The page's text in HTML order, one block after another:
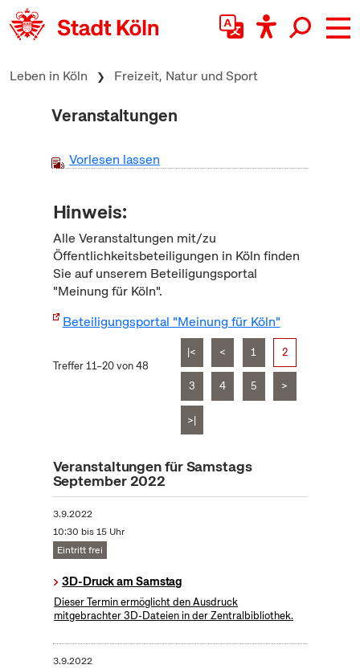
zum Inhalt springen
Leben in Köln Freizeit, Natur und Sport
Veranstaltungen
Vorlesen lassen
Hinweis:
Alle Veranstaltungen mit/zu
Öffentlichkeitsbeteiligungen in Köln finden
Sie auf unserem Beteiligungsportal
"Meinung für Köln".
Beteiligungsportal "Meinung für Köln"
Treffer 11–20 von 48
|< < 1 2
3 4 5 >
>|
Veranstaltungen für Samstags
September 2022
3.9.2022
10:30 bis 15 Uhr
Eintritt frei
3D-Druck am Samstag
Dieser Termin ermöglicht den Ausdruck
mitgebrachter 3D-Dateien in der Zentralbibliothek.
3.9.2022